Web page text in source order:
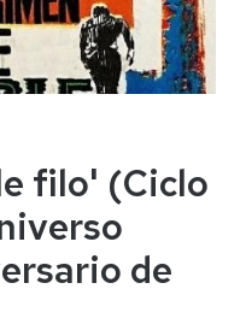
filo' (Ciclo
de